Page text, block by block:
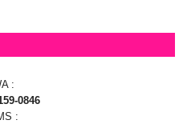
:
0846
: